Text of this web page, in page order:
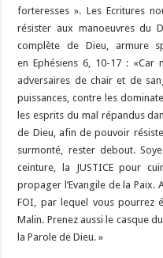
forteresses ». Les Ecritures
résister aux manoeuvres du
complète de Dieu, armure
en Ephésiens 6, 10-17 : «Car
adversaires de chair et de
puissances, contre les
les esprits du mal répandus
de Dieu, afin de pouvoir
surmonté, rester debout.
ceinture, la JUSTICE pour
propager l’Evangile de la Paix.
FOI, par lequel vous pourrez
Malin. Prenez aussi le casque
la Parole de Dieu. »